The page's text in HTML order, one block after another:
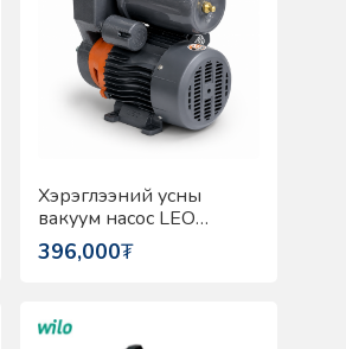
Хэрэглээний усны
вакуум насос LEO
LKSm750AU
396,000₮